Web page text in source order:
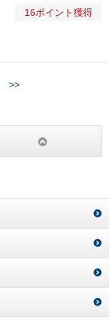
16ポイント獲得
>>